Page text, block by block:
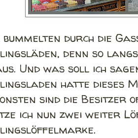
durch die
denn so
Und was soll ich
hatte dieses
sind die Besitzer
ich nun zwei weiter